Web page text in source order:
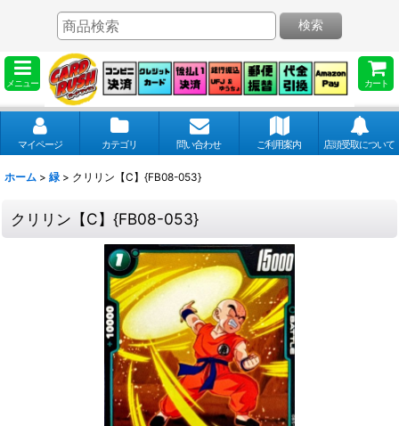
メニュー カート
検索
マイページ カテゴリ 問い合わせ ご利用案内 店頭受取について
ホーム > 緑 > クリリン【C】{FB08-053}
クリリン【C】{FB08-053}